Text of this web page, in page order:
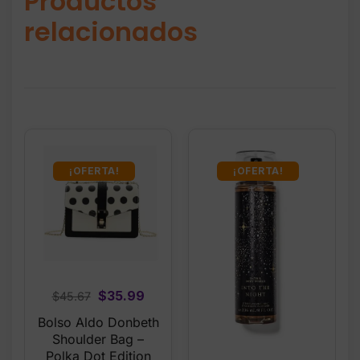
relacionados
¡OFERTA!
$45.67
Original
price
was:
$45.67.
$35.99Current
price
$35.99.
Bolso Aldo Donbeth
Shoulder Bag –
Polka Dot Edition
¡OFERTA!